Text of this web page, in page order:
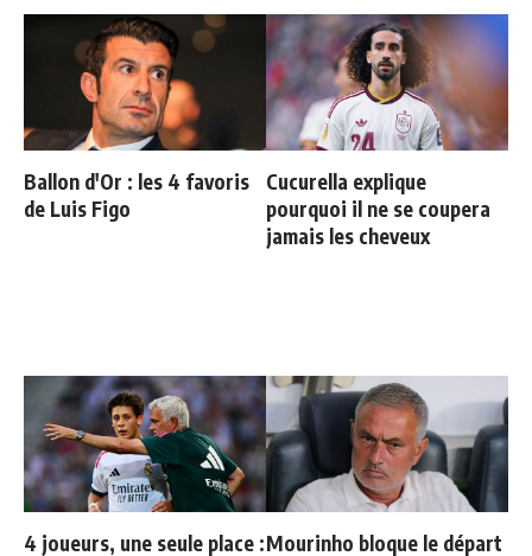
Ballon d'Or : les 4 favoris
de Luis Figo
Cucurella explique
pourquoi il ne se coupera
jamais les cheveux
4 joueurs, une seule place :Mourinho bloque le départ